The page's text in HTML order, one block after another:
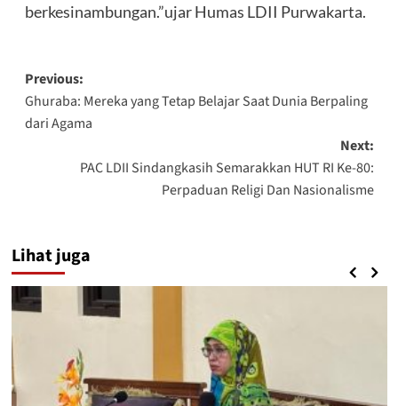
berkesinambungan.”ujar Humas LDII Purwakarta.
Post
navigation
Previous:
Ghuraba: Mereka yang Tetap Belajar Saat Dunia Berpaling
dari Agama
Next:
PAC LDII Sindangkasih Semarakkan HUT RI Ke-80:
Perpaduan Religi Dan Nasionalisme
Lihat juga